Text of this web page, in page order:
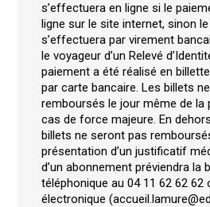
s’effectuera en ligne si le
ligne sur le site internet, sinon
s’effectuera par virement
le voyageur d’un Relevé
paiement a été réalisé en
par carte bancaire. Les billets
remboursés le jour même de la
cas de force majeure. En
billets ne seront pas
présentation d’un justificatif
d’un abonnement préviendra la
téléphonique au 04 11 62 62 62
électronique